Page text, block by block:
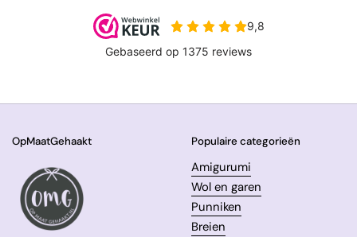
OpMaatGehaakt Populaire categorieën
Amigurumi
Wol en garen
Punniken
Breien